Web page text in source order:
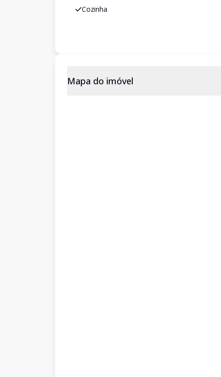
Cozinha
Mapa do imóvel